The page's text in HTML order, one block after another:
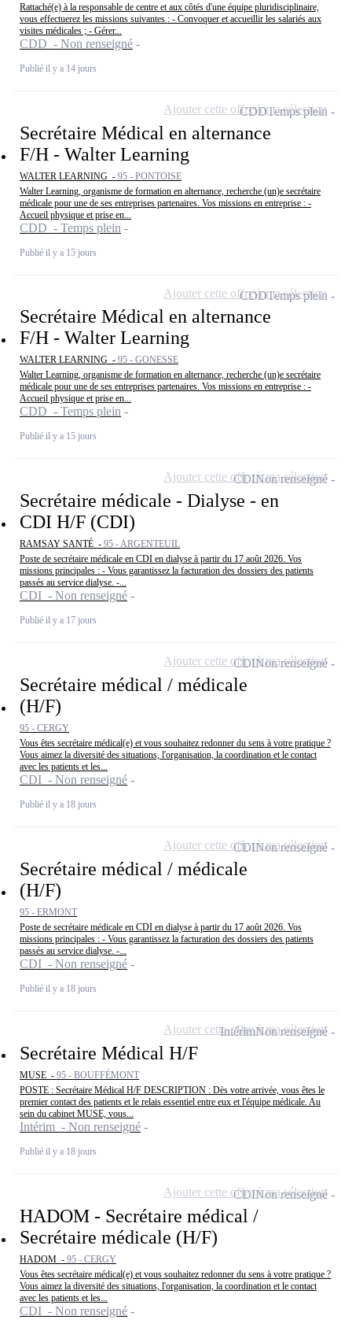
Rattaché(e) à la responsable de centre et aux côtés d'une équipe pluridisciplinaire,
vous effectuerez les missions suivantes : - Convoquer et accueillir les salariés aux
visites médicales ; - Gérer...
CDD - Non renseigné
Publié il y a 14 jours
Secrétaire Médical en alternance
F/H - Walter Learning
WALTER LEARNING - 95 - PONTOISE
Walter Learning, organisme de formation en alternance, recherche (un)e secrétaire
médicale pour une de ses entreprises partenaires. Vos missions en entreprise : -
Accueil physique et prise en...
CDD - Temps plein
Publié il y a 15 jours
CDDTemps plein
Ajouter cette offre à ma sélection
Secrétaire Médical en alternance
F/H - Walter Learning
WALTER LEARNING - 95 - GONESSE
Walter Learning, organisme de formation en alternance, recherche (un)e secrétaire
médicale pour une de ses entreprises partenaires. Vos missions en entreprise : -
Accueil physique et prise en...
CDD - Temps plein
Publié il y a 15 jours
CDDTemps plein
Ajouter cette offre à ma sélection
Secrétaire médicale - Dialyse - en
CDI H/F (CDI)
RAMSAY SANTÉ - 95 - ARGENTEUIL
Poste de secrétaire médicale en CDI en dialyse à partir du 17 août 2026. Vos
missions principales : - Vous garantissez la facturation des dossiers des patients
passés au service dialyse. -...
CDI - Non renseigné
Publié il y a 17 jours
CDINon renseigné
Ajouter cette offre à ma sélection
Secrétaire médical / médicale
(H/F)
95 - CERGY
Vous êtes secrétaire médical(e) et vous souhaitez redonner du sens à votre pratique ?
Vous aimez la diversité des situations, l'organisation, la coordination et le contact
avec les patients et les...
CDI - Non renseigné
Publié il y a 18 jours
CDINon renseigné
Ajouter cette offre à ma sélection
Secrétaire médical / médicale
(H/F)
95 - ERMONT
Poste de secrétaire médicale en CDI en dialyse à partir du 17 août 2026. Vos
missions principales : - Vous garantissez la facturation des dossiers des patients
passés au service dialyse. -...
CDI - Non renseigné
Publié il y a 18 jours
CDINon renseigné
Ajouter cette offre à ma sélection
Secrétaire Médical H/F
MUSE - 95 - BOUFFÉMONT
POSTE : Secrétaire Médical H/F DESCRIPTION : Dès votre arrivée, vous êtes le
premier contact des patients et le relais essentiel entre eux et l'équipe médicale. Au
sein du cabinet MUSE, vous...
Intérim - Non renseigné
Publié il y a 18 jours
IntérimNon renseigné
Ajouter cette offre à ma sélection
HADOM - Secrétaire médical /
Secrétaire médicale (H/F)
HADOM - 95 - CERGY
Vous êtes secrétaire médical(e) et vous souhaitez redonner du sens à votre pratique ?
Vous aimez la diversité des situations, l'organisation, la coordination et le contact
avec les patients et les...
CDI - Non renseigné
CDINon renseigné
Ajouter cette offre à ma sélection